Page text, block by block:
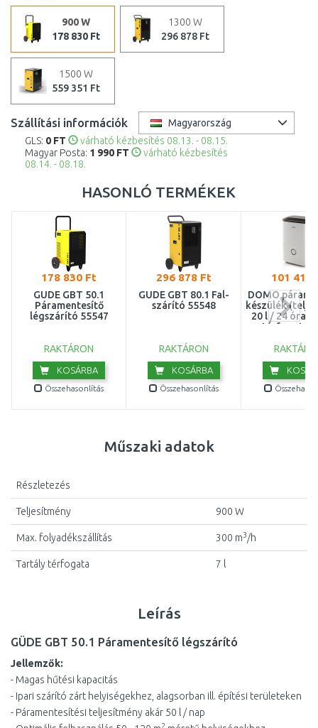
900 W
178 830 Ft
1300 W
296 878 Ft
1500 W
559 351 Ft
Szállítási információk
Magyarország
GLS: 0 FT
várható kézbesítés 08.13. - 08.15.
Magyar Posta: 1 990 FT
várható kézbesítés
08.14. - 08.18.
HASONLÓ TERMÉKEK
178 830 Ft
GÜDE GBT 50.1
Páramentesítő
légszárító 55547
RAKTÁRON
KOSÁRBA
Összehasonlítás
296 878 Ft
GÜDE GBT 80.1 Fal-
szárító 55548
RAKTÁRON
KOSÁRBA
Összehasonlítás
101 410
DOMO
készülék
20 l / 24 óra)
térfogata:
Leírás
GÜDE GBT 50.1 Páramentesítő légszárító
Jellemzők:
- Magas hűtési kapacitás
- Ipari szárító zárt helyiségekhez, alagsorban ill. építési területeken
- Páramentesítési teljesítmény akár 50 l / nap
2
Műszaki adatok
Részletezés
Teljesítmény 900 W
Max. folyadékszállítás 300 m3/h
Tartály térfogata 7 l